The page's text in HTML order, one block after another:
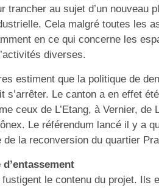
trancher au sujet d’un nouveau
Cela malgré toutes les
en ce qui concerne les
diverses.
estiment que la politique de
s’arrêter. Le canton a en effet
ceux de L’Etang, à Vernier, de
Le référendum lancé il y a
de la reconversion du quartier
le contenu du projet. Ils